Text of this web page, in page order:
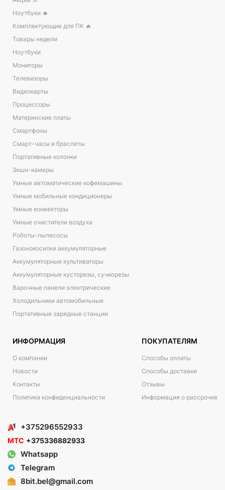
Ноутбуки 🔥
Комплектующие для ПК 🔥
Товары недели
Ноутбуки
Мониторы
Телевизоры
Видеокарты
Процессоры
Материнские платы
Смартфоны
Смарт-часы и браслеты
Портативные колонки
Экшн-камеры
Умные автоматические кофемашины
Умные мобильные кондиционеры
Умные конвекторы
Умные очистители воздуха
Роботы-пылесосы
Газонокосилки аккумуляторные
Аккумуляторные культиваторы
Аккумуляторные кусторезы, сучкорезы
Варочные панели электрические
Холодильники автомобильные
Портативные зарядные станции
ИНФОРМАЦИЯ
О компании
Новости
Контакты
Политика конфиденциальности
ПОКУПАТЕЛЯМ
Способы оплаты
Способы доставки
Отзывы
Информация о рассрочке
+375296552933
МТС +375336882933
Whatsapp
Telegram
8bit.bel@gmail.com